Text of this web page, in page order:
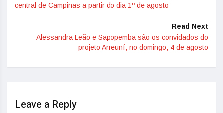
central de Campinas a partir do dia 1º de agosto
Read Next
Alessandra Leão e Sapopemba são os convidados do
projeto Arreuní, no domingo, 4 de agosto
Leave a Reply